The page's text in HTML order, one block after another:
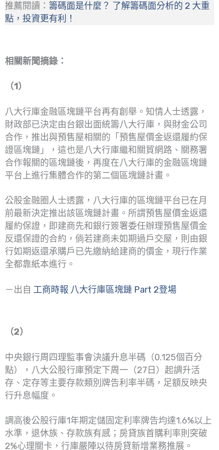
推薦閱讀： 籌碼面是什麼？ 了解籌碼面分析的 2 大重
點，投資更有利！
相關新聞摘錄：
（1）
八大行庫金融區塊鏈平台再有創舉。知情人士透露，
財政部已決定由台銀出面統籌八大行庫，與財金公司
合作，推出與預售屋相關的「預售屋價金返還履約保
證區塊鏈」，這也是八大行庫繼和關貿網路、關務署
合作報關的區塊鏈後，再度在八大行庫的金融區塊鏈
平台上進行集體合作的第二個區塊鏈計畫。
公股金融圈人士透露，八大行庫的區塊鏈平台已在月
前最新決定推出該區塊鏈計畫。所謂預售屋價金返還
履約保證，即建商先和銀行簽署委任辦理預售屋價金
反還保證的合約，倘若建商未如期過戶交屋，則由銀
行如期返還承購戶已先繳納給建商的價金，現行作業
全都靠紙本進行。
－出自 工商時報 八大行庫區塊鏈 Part 2登場
（2）
中央銀行周四理監事會決議升息半碼（0.125個百分
點），八大公股行庫預定下周一（27日）起調升活
存、定存等主要存款類別牌告利率半碼，足額反映央
行升息幅度。
調高後公股行庫1年期定儲固定利率牌告均達1.6%以上
水準，退休族、存款族有感；房貸族首購利率則突破
2%心理關卡，行庫嚴陣以待房貸新增業務推展。